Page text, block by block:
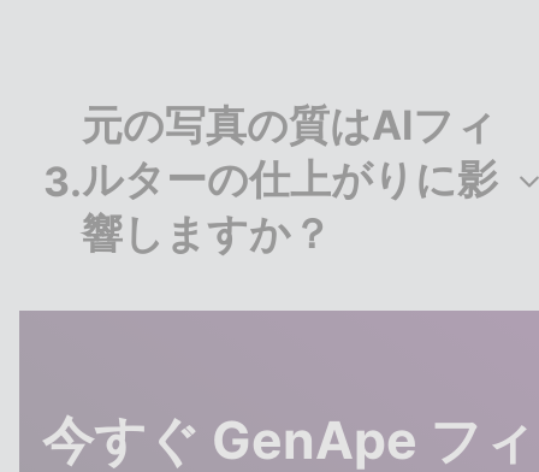
のいくまで理想を追求できます。
3.
元の写真の質はAIフィ
ルターの仕上がりに影
響しますか？
今すぐ GenApe フィ